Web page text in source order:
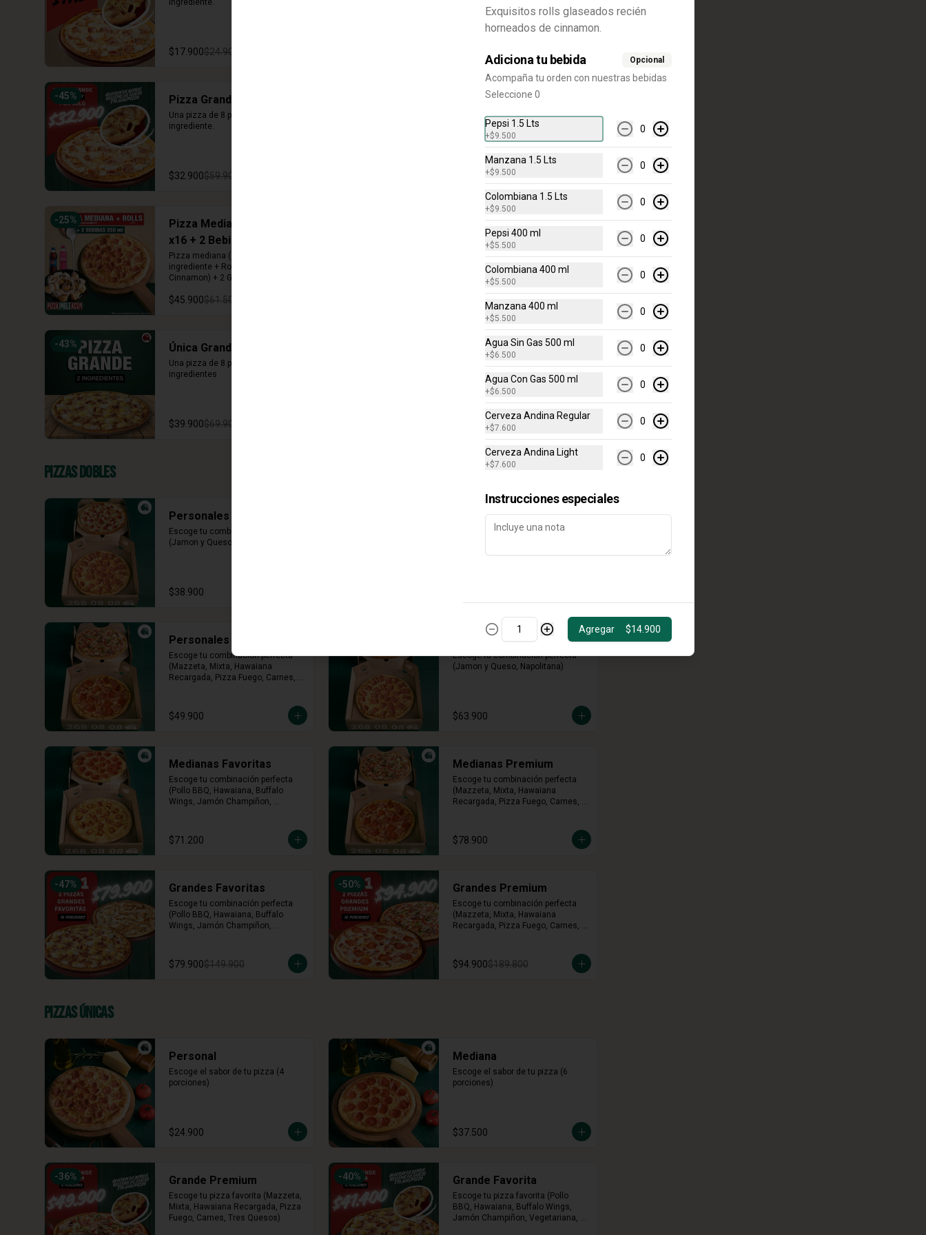
ingrediente.
$17.900$24.900
-45% Pizza Grande
Una pizza de 8 porciones con un
ingrediente.
$32.900$59.900
Pizza Mediana +
Pancitos x6 + Bebida 1.5
Pizza mediana (6 porciones) 1
ingrediente + Pancitos x6 (Ajo o
Cinnamon) + Gaseosa 1.5 Lts
$41.900$52.100
-25%
Pizza Mediana + Rolls
x16 + 2 Bebidas 250 ml
Pizza mediana (6 porciones) 1
ingrediente + Rolls (Arequipe o
Cinnamon) + 2 Gaseosas 250 ml
$45.900$61.500
Pizza Mediana + Alitas
x12 + Bebida 1.5 L
Pizza mediana (6 porciones) 1
ingrediente + Alitas x12 (Sabor a
elección) + Gaseosa 1.5 Lts
$75.900 $84.400
-43% Única Grande 2 ing
Una pizza de 8 porciones con dos
ingredientes
$39.900$69.900
Pizzas Dobles
Personales Clásicas
Escoge tu combinación perfecta
(Jamon y Queso, Napolitana)
$38.900
Personales Favoritas
Escoge tu combinación perfecta
Wings, Jamón Champiñon,
Personales Premium
Escoge tu combinación perfecta
(Mazzeta, Mixta, Hawaiana
Recargada, Pizza Fuego, Carnes,
$49.900
Medianas Clásicas
Escoge tu combinación perfecta
(Jamon y Queso, Napolitana)
$63.900
Medianas Favoritas
Escoge tu combinación perfecta
(Pollo BBQ, Hawaiana, Buffalo
Wings, Jamón Champiñon,
$71.200
Medianas Premium
Escoge tu combinación perfecta
(Mazzeta, Mixta, Hawaiana
Recargada, Pizza Fuego, Carnes,
$78.900
-47% Grandes Favoritas
Escoge tu combinación perfecta
(Pollo BBQ, Hawaiana, Buffalo
Wings, Jamón Champiñon,
$79.900$149.900
-50% Grandes Premium
Escoge tu combinación perfecta
(Mazzeta, Mixta, Hawaiana
Recargada, Pizza Fuego, Carnes,
$94.900$189.800
Pizzas Únicas
Personal
Escoge el sabor de tu pizza (4
porciones)
$24.900
Mediana
Escoge el sabor de tu pizza (6
porciones)
$37.500
-36% Grande Premium
Escoge tu pizza favorita (Mazzeta,
Mixta, Hawaiana Recargada, Pizza
Fuego, Carnes, Tres Quesos)
-40% Grande Favorita
Escoge tu pizza favorita (Pollo
BBQ, Hawaiana, Buffalo Wings,
Jamón Champiñon, Vegetariana,
Exquisitos rolls glaseados recién
horneados de cinnamon.
Adiciona tu bebida Opcional
Acompaña tu orden con nuestras bebidas
Seleccione 0
Pepsi 1.5 Lts
+$9.500
0
Manzana 1.5 Lts
+$9.500
0
Colombiana 1.5 Lts
+$9.500
0
Pepsi 400 ml
+$5.500
0
Colombiana 400 ml
+$5.500
0
Manzana 400 ml
+$5.500
0
Agua Sin Gas 500 ml
+$6.500
0
Agua Con Gas 500 ml
+$6.500
0
Cerveza Andina Regular
+$7.600
0
Cerveza Andina Light
+$7.600
0
Instrucciones especiales
Agregar $14.900